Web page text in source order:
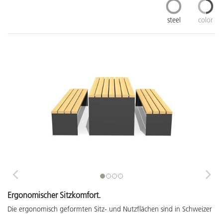
steel color
Previous Next
Ergonomischer Sitzkomfort.
Die ergonomisch geformten Sitz- und Nutzflächen sind in Schweizer